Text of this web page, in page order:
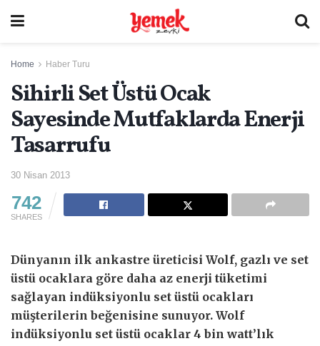
Home Haber Turu
Sihirli Set Üstü Ocak
Sayesinde Mutfaklarda Enerji
Tasarrufu
30 Nisan 2013
742
SHARES
Dünyanın ilk ankastre üreticisi Wolf, gazlı ve set
üstü ocaklara göre daha az enerji tüketimi
sağlayan indüksiyonlu set üstü ocakları
müşterilerin beğenisine sunuyor. Wolf
indüksiyonlu set üstü ocaklar 4 bin watt’lık